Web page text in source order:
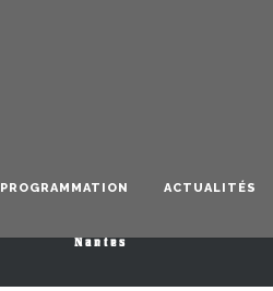
PROGRAMMATION ACTUALITÉS
Saturne
Nantes